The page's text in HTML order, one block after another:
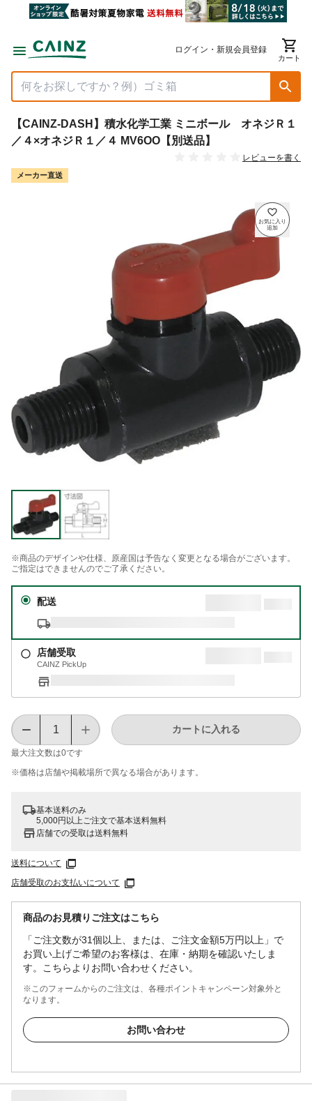
ログイン・新規会員登録
カート
【CAINZ-DASH】積水化学工業 ミニボール オネジＲ１
／４×オネジＲ１／４ MV6OO【別送品】
レビューを書く
メーカー直送
※商品のデザインや仕様、原産国は予告なく変更となる場合がございます。
ご指定はできませんのでご了承ください。
配送
店舗受取
CAINZ PickUp
最大注文数は0です
カートに入れる
※価格は​店舗や​掲載場所で​異なる​場合が​あります。
基本送料のみ
5,000円以上ご注文で基本送料無料
店舗での受取は送料無料
送料について
店舗受取のお支払いについて
商品のお見積りご注文はこちら
「ご注文数が31個以上、または、ご注文金額5万円以上」で
お買い上げご希望のお客様は、在庫・納期を確認いたしま
す。こちらよりお問い合わせください。
※このフォームからのご注文は、各種ポイントキャンペーン対象外と
なります。
お問い合わせ